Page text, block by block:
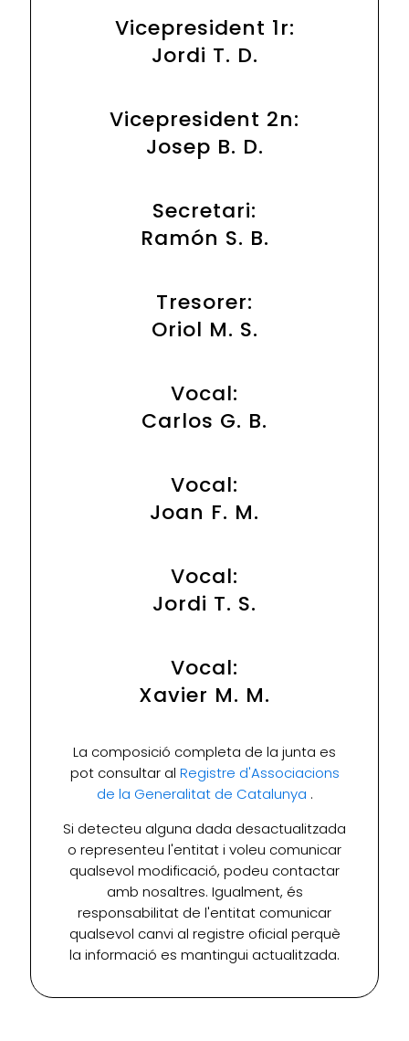
Vicepresident 1r:
Jordi T. D.
Vicepresident 2n:
Josep B. D.
Secretari:
Ramón S. B.
Tresorer:
Oriol M. S.
Vocal:
Carlos G. B.
Vocal:
Joan F. M.
Vocal:
Jordi T. S.
Vocal:
Xavier M. M.
La composició completa de la junta es
pot consultar al Registre d'Associacions
de la Generalitat de Catalunya .
Si detecteu alguna dada desactualitzada
o representeu l'entitat i voleu comunicar
qualsevol modificació, podeu contactar
amb nosaltres. Igualment, és
responsabilitat de l'entitat comunicar
qualsevol canvi al registre oficial perquè
la informació es mantingui actualitzada.